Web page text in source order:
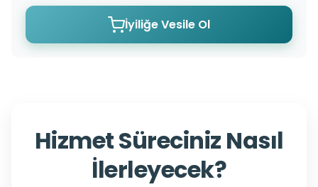
İyiliğe Vesile Ol
Hizmet Süreciniz Nasıl
İlerleyecek?